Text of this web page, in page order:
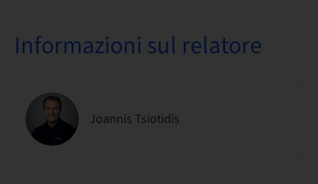
Informazioni sul relatore
Joannis Tsiotidis